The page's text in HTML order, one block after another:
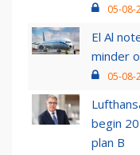
05-08-
El Al
minder
05-08-
begin
plan B